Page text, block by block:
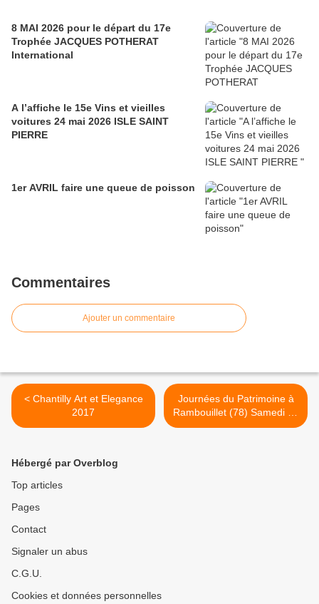
8 MAI 2026 pour le départ du 17e
Trophée JACQUES POTHERAT
International
A l’affiche le 15e Vins et vieilles
voitures 24 mai 2026 ISLE SAINT
PIERRE
1er AVRIL faire une queue de poisson
Commentaires
Ajouter un commentaire
< Chantilly Art et Elegance
2017
Journées du Patrimoine à
Rambouillet (78) Samedi 16
SEPTEMBRE 2017 autos,
Hébergé par Overblog
Top articles
Pages
Contact
Signaler un abus
C.G.U.
Cookies et données personnelles